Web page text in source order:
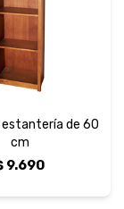
estantería de 60
cm
9.690